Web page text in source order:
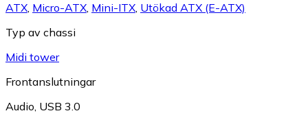
ATX, Micro-ATX, Mini-ITX, Utökad ATX (E-ATX)
Typ av chassi
Midi tower
Frontanslutningar
Audio, USB 3.0